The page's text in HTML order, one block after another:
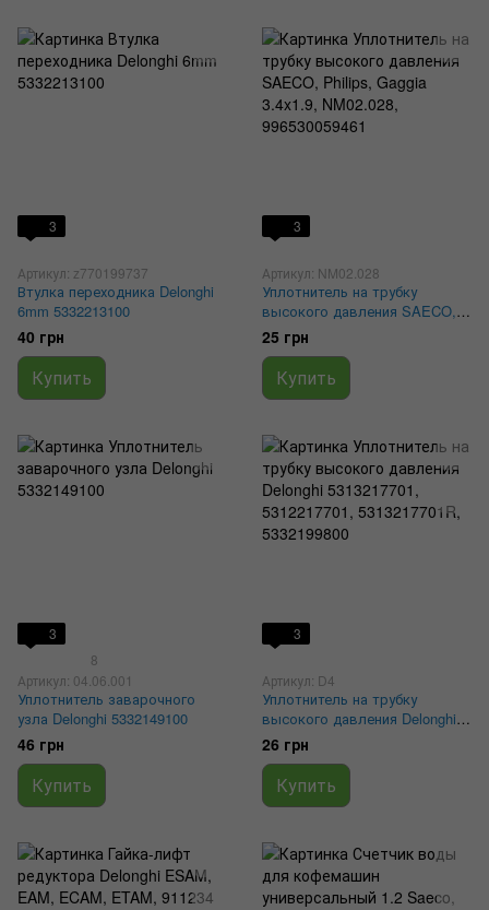
3
Артикул: z770199737
Втулка переходника Delonghi
6mm 5332213100
40 грн
Купить
3
Артикул: NM02.028
Уплотнитель на трубку
высокого давления SAECO,
Philips, Gaggia 3.4x1.9,
NM02.028, 996530059461
25 грн
Купить
3
8
Артикул: 04.06.001
Уплотнитель заварочного
узла Delonghi 5332149100
46 грн
Купить
3
Артикул: D4
Уплотнитель на трубку
высокого давления Delonghi
5313217701, 5312217701,
5313217701R, 5332199800
26 грн
Купить